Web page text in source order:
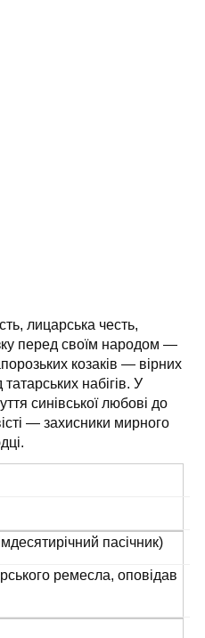
лицарська честь,
перед своїм народом —
козаків — вірних
набігів. У
синівської любові до
— захисники мирного
пасічник)
ремесла, оповідав